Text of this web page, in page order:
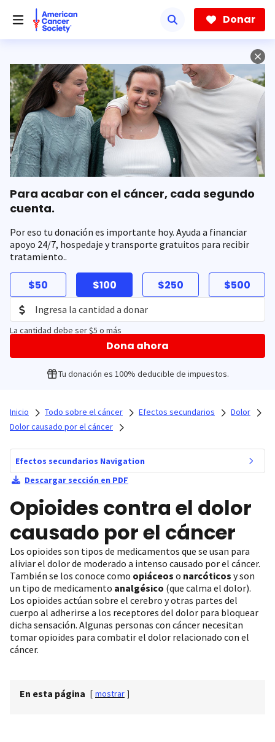
hacia
contenido
Donar
Para acabar con el cáncer, cada segundo
cuenta.
Por eso tu donación es importante hoy. Ayuda a financiar
apoyo 24/7, hospedaje y transporte gratuitos para recibir
tratamiento..
$50 $100 $250 $500
La cantidad debe ser $5 o más
Dona ahora
Tu donación es 100% deducible de impuestos.
Inicio Todo sobre el cáncer Efectos secundarios
Dolor
Dolor causado por el cáncer
Efectos secundarios Navigation
Descargar sección en PDF
Opioides contra el dolor
causado por el cáncer
Los opioides son tipos de medicamentos que se usan para
aliviar el dolor de moderado a intenso causado por el cáncer.
También se los conoce como opiáceos o narcóticos y son
un tipo de medicamento analgésico (que calma el dolor).
Los opioides actúan sobre el cerebro y otras partes del
cuerpo al adherirse a los receptores del dolor para bloquear
dicha sensación. Algunas personas con cáncer necesitan
tomar opioides para combatir el dolor relacionado con el
cáncer.
En esta página [ mostrar ]